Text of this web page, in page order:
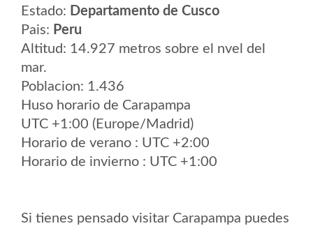
Estado: Departamento de Cusco
Pais: Peru
Altitud: 14.927 metros sobre el nvel del
mar.
Poblacion: 1.436
Huso horario de Carapampa
UTC +1:00 (Europe/Madrid)
Horario de verano : UTC +2:00
Horario de invierno : UTC +1:00
Si tienes pensado visitar Carapampa puedes